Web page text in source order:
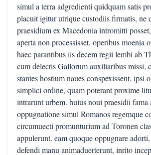
simul a terra adgredienti quidquam satis
placuit igitur utrique custodiis firmatis, ne
praesidium ex Macedonia intromitti
aperta non processisset, operibus moenia
haec parantibus iis decem regii lembi ab
cum delectis Gallorum auxiliaribus missi,
stantes hostium naues conspexissent, ipsi
simplici ordine, quam poterant proxime
intrarunt urbem. huius noui praesidii fama
oppugnatione simul Romanos regemque
circumuecti promunturium ad Toronen
appulerunt. eam quoque oppugnare
defendi manu animaduerterunt, inrito